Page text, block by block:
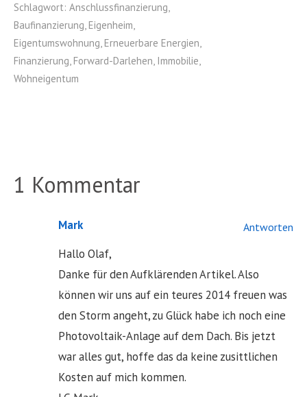
Schlagwort: Anschlussfinanzierung,
Baufinanzierung, Eigenheim,
Eigentumswohnung, Erneuerbare Energien,
Finanzierung, Forward-Darlehen, Immobilie,
Wohneigentum
1 Kommentar
Mark Antworten
Hallo Olaf,
Danke für den Aufklärenden Artikel. Also
können wir uns auf ein teures 2014 freuen was
den Storm angeht, zu Glück habe ich noch eine
Photovoltaik-Anlage auf dem Dach. Bis jetzt
war alles gut, hoffe das da keine zusittlichen
Kosten auf mich kommen.